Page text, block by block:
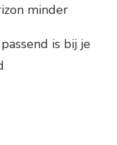
minder
is bij je